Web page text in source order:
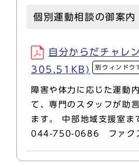
個別運動相談の御案内
自分からだチャレ
305.51KB)
別ウィンドウ
障害や体力に応じた運動
て、専門のスタッフが助
ます。 中部地域支援室ま
044-750-0686 ファク